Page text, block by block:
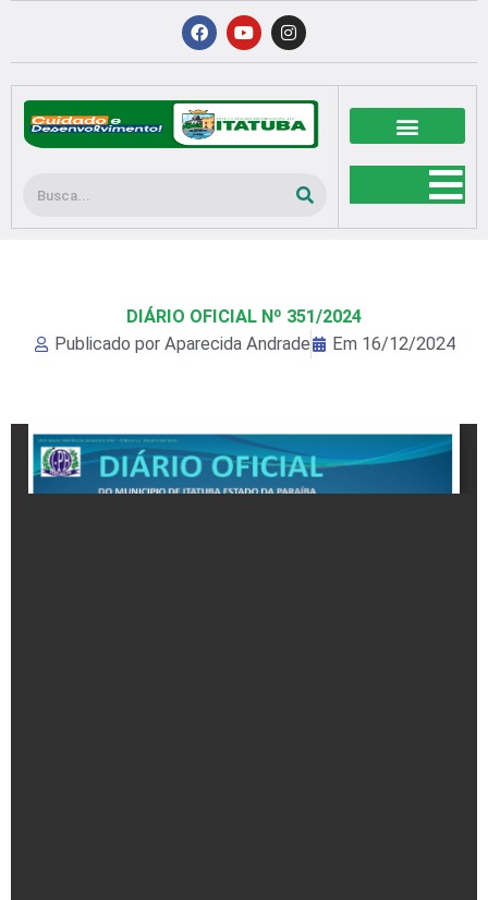
conteúdo
F
a
c
b
o
o
k
Y
o
u
u
b
e
I
n
s
a
g
r
a
Pesquisar
DIÁRIO OFICIAL Nº 351/2024
Publicado por Aparecida Andrade Em 16/12/2024